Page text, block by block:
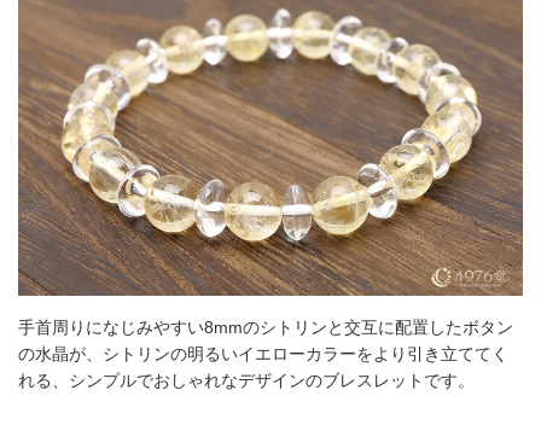
手首周りになじみやすい8mmのシトリンと交互に配置したボタン
の水晶が、シトリンの明るいイエローカラーをより引き立ててく
れる、シンプルでおしゃれなデザインのブレスレットです。